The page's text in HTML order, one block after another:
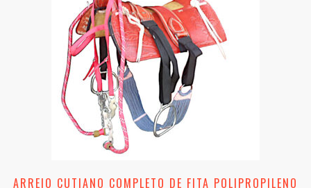
ARREIO CUTIANO COMPLETO DE FITA POLIPROPILENO